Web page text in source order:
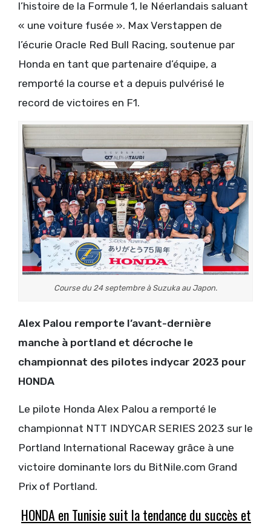
l’histoire de la Formule 1, le Néerlandais saluant
« une voiture fusée ». Max Verstappen de
l’écurie Oracle Red Bull Racing, soutenue par
Honda en tant que partenaire d’équipe, a
remporté la course et a depuis pulvérisé le
record de victoires en F1.
Course du 24 septembre à Suzuka au Japon.
Alex Palou remporte l’avant-dernière
manche à portland et décroche le
championnat des pilotes indycar 2023 pour
HONDA
Le pilote Honda Alex Palou a remporté le
championnat NTT INDYCAR SERIES 2023 sur le
Portland International Raceway grâce à une
victoire dominante lors du BitNile.com Grand
Prix of Portland.
HONDA en Tunisie suit la tendance du succès et